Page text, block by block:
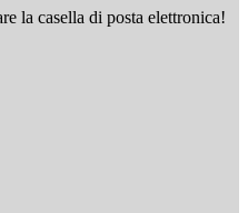
la casella di posta elettronica!